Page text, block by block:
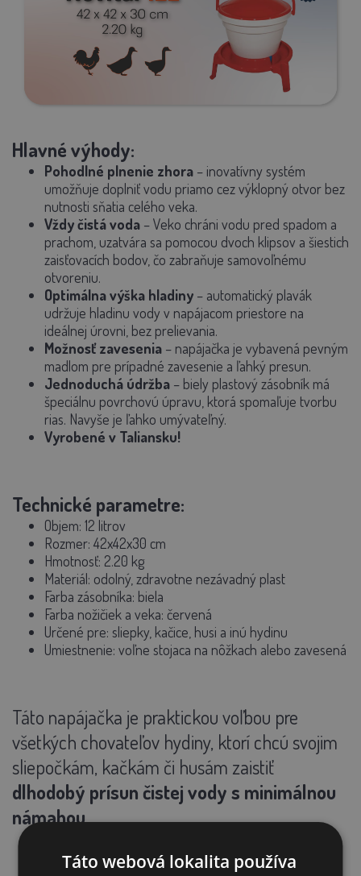
Hlavné výhody:
Pohodlné plnenie zhora – inovatívny systém
umožňuje doplniť vodu priamo cez výklopný otvor bez
nutnosti sňatia celého veka.
Vždy čistá voda –Veko chráni vodu pred spadom a
prachom, uzatvára sa pomocou dvoch klipsov a šiestich
zaisťovacích bodov, čo zabraňuje samovoľnému
otvoreniu.
Optimálna výška hladiny – automatický plavák
udržuje hladinu vody v napájacom priestore na
ideálnej úrovni, bez prelievania.
Možnosť zavesenia – napájačka je vybavená pevným
madlom pre prípadné zavesenie a ľahký presun.
Jednoduchá údržba – biely plastový zásobník má
špeciálnu povrchovú úpravu, ktorá spomaľuje tvorbu
rias. Navyše je ľahko umývateľný.
Vyrobené v Taliansku!
Technické parametre:
Objem: 12 litrov
Rozmer: 42x42x30 cm
Hmotnosť: 2.20 kg
Materiál: odolný, zdravotne nezávadný plast
Farba zásobníka: biela
Farba nožičiek a veka: červená
Určené pre: sliepky, kačice, husi a inú hydinu
Umiestnenie: voľne stojaca na nôžkach alebo zavesená
Táto napájačka je praktickou voľbou pre
všetkých chovateľov hydiny, ktorí chcú svojim
sliepočkám, kačkám či husám zaistiť
dlhodobý prísun čistej vody s minimálnou
námahou.
Táto webová lokalita používa